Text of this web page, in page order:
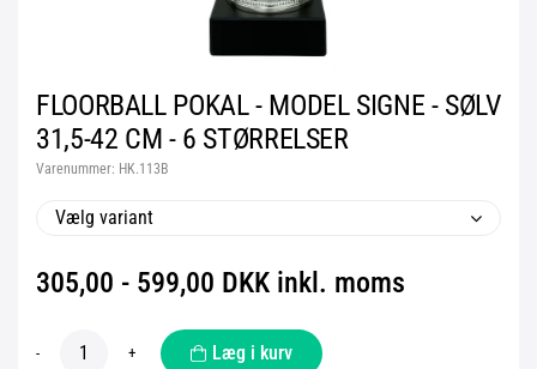
FLOORBALL POKAL - MODEL SIGNE - SØLV
31,5-42 CM - 6 STØRRELSER
Varenummer: HK.113B
Vælg variant
305,00 - 599,00 DKK inkl. moms
- + Læg i kurv